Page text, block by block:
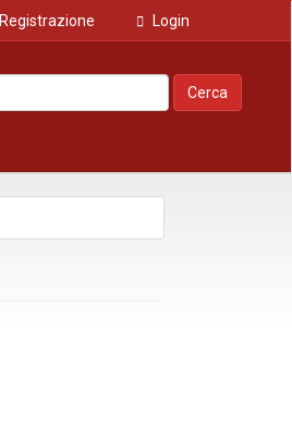
Registrazione Login
Cerca